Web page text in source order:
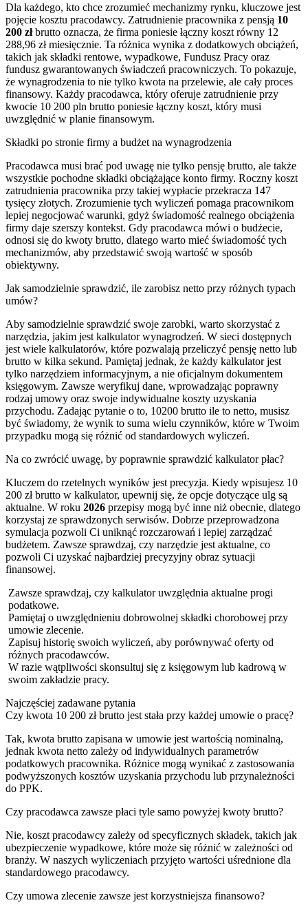
Dla każdego, kto chce zrozumieć mechanizmy rynku, kluczowe jest
pojęcie kosztu pracodawcy. Zatrudnienie pracownika z pensją 10
200 złbrutto oznacza, że firma poniesie łączny koszt równy 12
288,96 zł miesięcznie. Ta różnica wynika z dodatkowych obciążeń,
takich jak składki rentowe, wypadkowe, Fundusz Pracy oraz
fundusz gwarantowanych świadczeń pracowniczych. To pokazuje,
że wynagrodzenia to nie tylko kwota na przelewie, ale cały proces
finansowy. Każdy pracodawca, który oferuje zatrudnienie przy
kwocie 10 200 pln brutto poniesie łączny koszt, który musi
uwzględnić w planie finansowym.
Składki po stronie firmy a budżet na wynagrodzenia
Pracodawca musi brać pod uwagę nie tylko pensję brutto, ale także
wszystkie pochodne składki obciążające konto firmy. Roczny koszt
zatrudnienia pracownika przy takiej wypłacie przekracza 147
tysięcy złotych. Zrozumienie tych wyliczeń pomaga pracownikom
lepiej negocjować warunki, gdyż świadomość realnego obciążenia
firmy daje szerszy kontekst. Gdy pracodawca mówi o budżecie,
odnosi się do kwoty brutto, dlatego warto mieć świadomość tych
mechanizmów, aby przedstawić swoją wartość w sposób
obiektywny.
Jak samodzielnie sprawdzić, ile zarobisz netto przy różnych typach
umów?
Aby samodzielnie sprawdzić swoje zarobki, warto skorzystać z
narzędzia, jakim jest kalkulator wynagrodzeń. W sieci dostępnych
jest wiele kalkulatorów, które pozwalają przeliczyć pensję netto lub
brutto w kilka sekund. Pamiętaj jednak, że każdy kalkulator jest
tylko narzędziem informacyjnym, a nie oficjalnym dokumentem
księgowym. Zawsze weryfikuj dane, wprowadzając poprawny
rodzaj umowy oraz swoje indywidualne koszty uzyskania
przychodu. Zadając pytanie o to, 10200 brutto ile to netto, musisz
być świadomy, że wynik to suma wielu czynników, które w Twoim
przypadku mogą się różnić od standardowych wyliczeń.
Na co zwrócić uwagę, by poprawnie sprawdzić kalkulator płac?
Kluczem do rzetelnych wyników jest precyzja. Kiedy wpisujesz 10
200 zł brutto w kalkulator, upewnij się, że opcje dotyczące ulg są
aktualne. W roku 2026 przepisy mogą być inne niż obecnie, dlatego
korzystaj ze sprawdzonych serwisów. Dobrze przeprowadzona
symulacja pozwoli Ci uniknąć rozczarowań i lepiej zarządzać
budżetem. Zawsze sprawdzaj, czy narzędzie jest aktualne, co
pozwoli Ci uzyskać najbardziej precyzyjny obraz sytuacji
finansowej.
Zawsze sprawdzaj, czy kalkulator uwzględnia aktualne progi
podatkowe.
Pamiętaj o uwzględnieniu dobrowolnej składki chorobowej przy
umowie zlecenie.
Zapisuj historię swoich wyliczeń, aby porównywać oferty od
różnych pracodawców.
W razie wątpliwości skonsultuj się z księgowym lub kadrową w
swoim zakładzie pracy.
Najczęściej zadawane pytania
Czy kwota 10 200 zł brutto jest stała przy każdej umowie o pracę?
Tak, kwota brutto zapisana w umowie jest wartością nominalną,
jednak kwota netto zależy od indywidualnych parametrów
podatkowych pracownika. Różnice mogą wynikać z zastosowania
podwyższonych kosztów uzyskania przychodu lub przynależności
do PPK.
Czy pracodawca zawsze płaci tyle samo powyżej kwoty brutto?
Nie, koszt pracodawcy zależy od specyficznych składek, takich jak
ubezpieczenie wypadkowe, które może się różnić w zależności od
branży. W naszych wyliczeniach przyjęto wartości uśrednione dla
standardowego pracodawcy.
Czy umowa zlecenie zawsze jest korzystniejsza finansowo?